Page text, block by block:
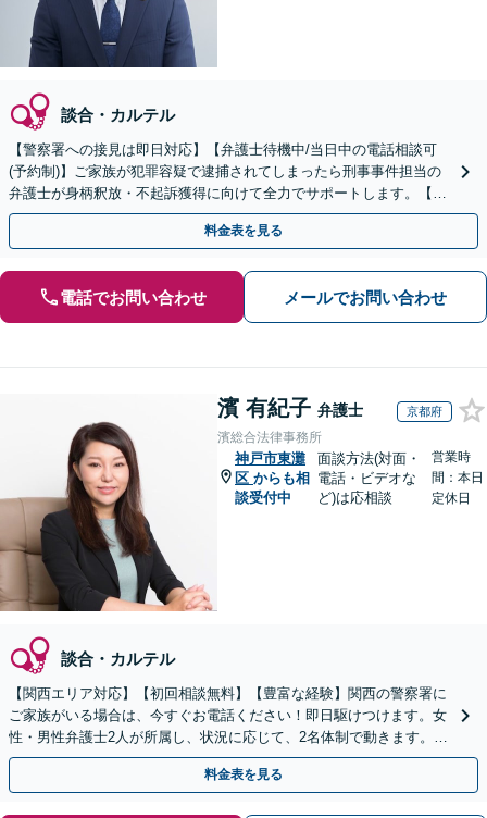
談合・カルテル
【警察署への接見は即日対応】【弁護士待機中/当日中の電話相談可
(予約制)】ご家族が犯罪容疑で逮捕されてしまったら刑事事件担当の
弁護士が身柄釈放・不起訴獲得に向けて全力でサポートします。【毎
月100名以上の相談実績】【全国対応】
料金表を見る
電話でお問い合わせ メールでお問い合わせ
濱 有紀子 弁護士 京都府
濱総合法律事務所
神戸市東灘
区 からも相
談受付中
面談方法(対面・
電話・ビデオな
ど)は応相談
営業時
間：本日
定休日
談合・カルテル
【関西エリア対応】【初回相談無料】【豊富な経験】関西の警察署に
ご家族がいる場合は、今すぐお電話ください！即日駆けつけます。女
性・男性弁護士2人が所属し、状況に応じて、2名体制で動きます。性
犯罪・少年事件など【完全個室】【休日・夜間は要相談】
料金表を見る